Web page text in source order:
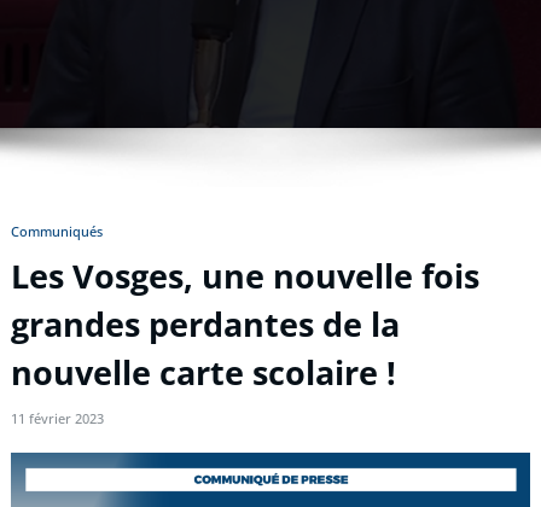
Communiqués
Les Vosges, une nouvelle fois
grandes perdantes de la
nouvelle carte scolaire !
11 février 2023